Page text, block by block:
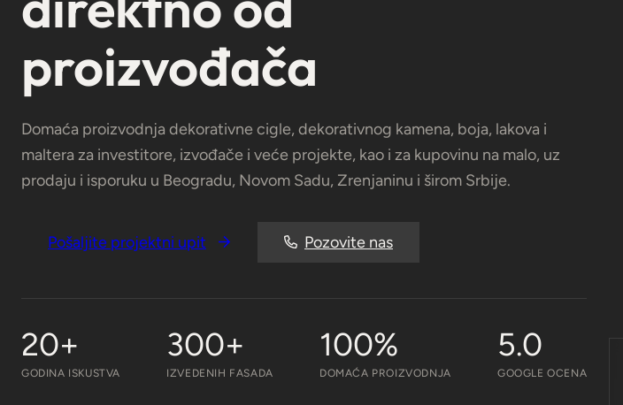
proizvođača
Domaća proizvodnja dekorativne cigle, dekorativnog kamena, boja, lakova i
maltera za investitore, izvođače i veće projekte, kao i za kupovinu na malo, uz
prodaju i isporuku u Beogradu, Novom Sadu, Zrenjaninu i širom Srbije.
Pošaljite projektni upit Pozovite nas
20+
GODINA ISKUSTVA
300+
IZVEDENIH FASADA
100%
DOMAĆA PROIZVODNJA
5.0
GOOGLE OCENA